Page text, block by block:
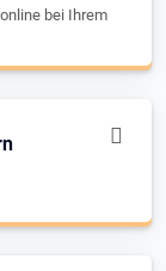
bei Ihrem